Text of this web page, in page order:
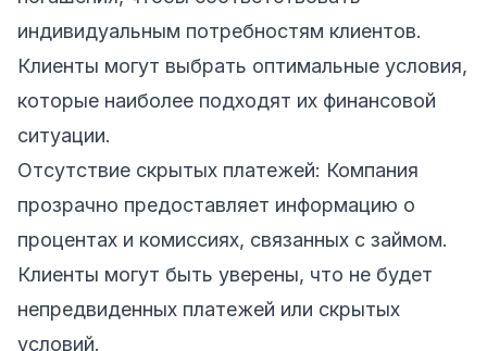
индивидуальным потребностям клиентов.
Клиенты могут выбрать оптимальные условия,
которые наиболее подходят их финансовой
ситуации.
Отсутствие скрытых платежей: Компания
прозрачно предоставляет информацию о
процентах и комиссиях, связанных с займом.
Клиенты могут быть уверены, что не будет
непредвиденных платежей или скрытых
условий.